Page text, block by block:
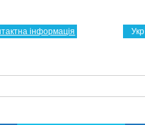
Укр
інформація